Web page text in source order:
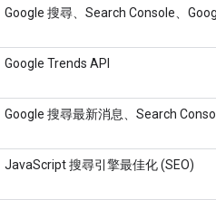
Google 搜尋、Search Console、
Google Trends API
Google 搜尋最新消息、Search
JavaScript 搜尋引擎最佳化 (SEO)